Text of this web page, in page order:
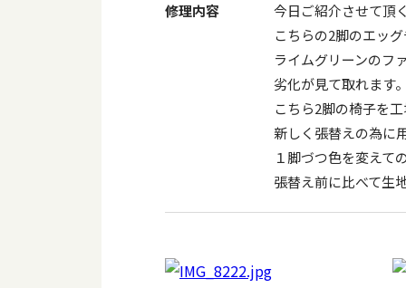
修理内容
今日ご紹介させて頂
こちらの2脚のエッ
ライムグリーンのフ
劣化が見て取れます
こちら2脚の椅子を
新しく張替えの為に
１脚づつ色を変えて
張替え前に比べて生